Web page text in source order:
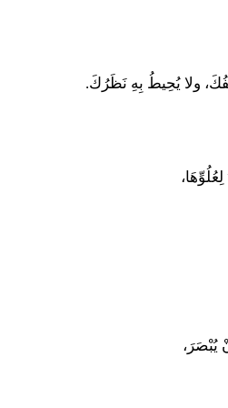
ولا يُحِيطُ بِهِ نَظَرُكَ.
يُبْصَرَ،